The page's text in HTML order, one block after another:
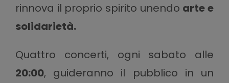
rinnova il proprio spirito unendo arte e
solidarietà.
Quattro concerti, ogni sabato alle
20:00, guideranno il pubblico in un